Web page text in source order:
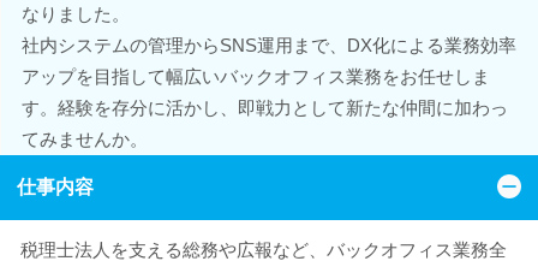
なりました。
社内システムの管理からSNS運用まで、DX化による業務効率
アップを目指して幅広いバックオフィス業務をお任せしま
す。経験を存分に活かし、即戦力として新たな仲間に加わっ
てみませんか。
仕事内容
税理士法人を支える総務や広報など、バックオフィス業務全